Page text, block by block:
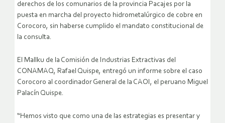
derechos de los comunarios de la provincia Pacajes por la
puesta en marcha del proyecto hidrometalúrgico de cobre en
Corocoro, sin haberse cumplido el mandato constitucional de
la consulta.
El Mallku de la Comisión de Industrias Extractivas del
CONAMAQ, Rafael Quispe, entregó un informe sobre el caso
Corocoro al coordinador General de la CAOI, el peruano Miguel
Palacín Quispe.
“Hemos visto que como una de las estrategias es presentar y